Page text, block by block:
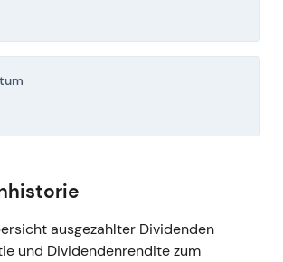
ausgezahlter Dividenden
und Dividendenrendite zum